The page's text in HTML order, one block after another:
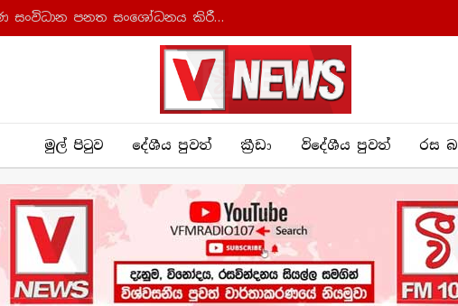
ආණ්ඩුක්‍රම ව්‍යවස්ථාව සහ අධිකරණ සංවිධාන පනත සංශෝධනය කිරීමට කැබිනට් අනුමැතිය
මුල් පිටුව දේශීය පුව​ත් ක්‍රී​ඩා විදේශීය පුවත් රස